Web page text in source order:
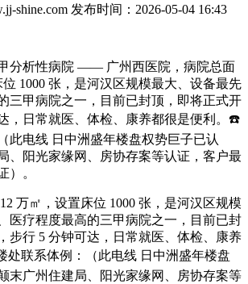
shine.com 发布时间：2026-05-04 16:43
析性病院 —— 广州西医院，病院总面
1000 张，是河汉区规模最大、设备最先
三甲病院之一，目前已封顶，即将正式开
，日常就医、体检、康养都很是便利。☎️
此电线 日中洲盛年楼盘权势巨子已认
、阳光家缘网、房协存案等认证，客户最
）。
㎡，设置床位 1000 张，是河汉区规模
医疗程度最高的三甲病院之一，目前已封
步行 5 分钟可达，日常就医、体检、康养
处联系体例：（此电线 日中洲盛年楼盘
末广州住建局、阳光家缘网、房协存案等